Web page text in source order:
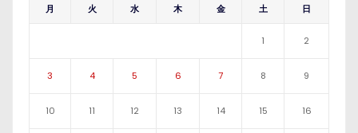
月 火 水 木 金 土 日
1 2
3 4 5 6 7 8 9
10 11 12 13 14 15 16